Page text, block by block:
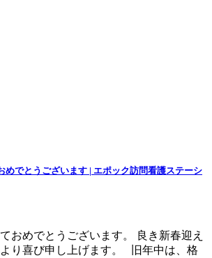
めでとうございます | エポック訪問看護ステーシ
おめでとうございます。 良き新春迎え
り喜び申し上げます。 旧年中は、格